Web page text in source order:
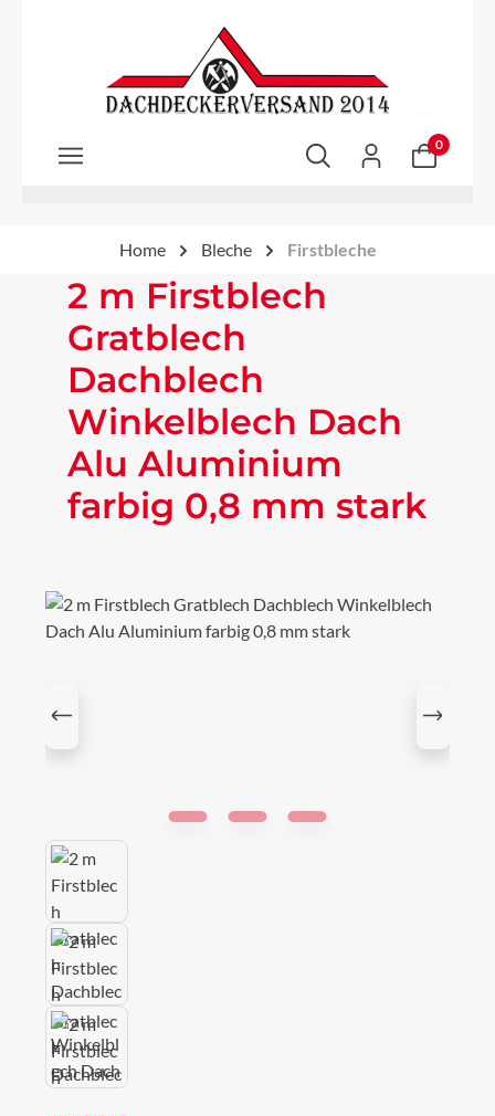
Zum Hauptinhalt springen
0
Home Bleche Firstbleche
2 m Firstblech
Gratblech
Dachblech
Winkelblech Dach
Alu Aluminium
farbig 0,8 mm stark
Bildergalerie überspringen